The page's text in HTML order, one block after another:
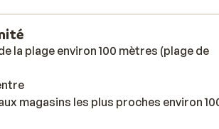
la plage environ 100 mètres (plage de
magasins les plus proches environ